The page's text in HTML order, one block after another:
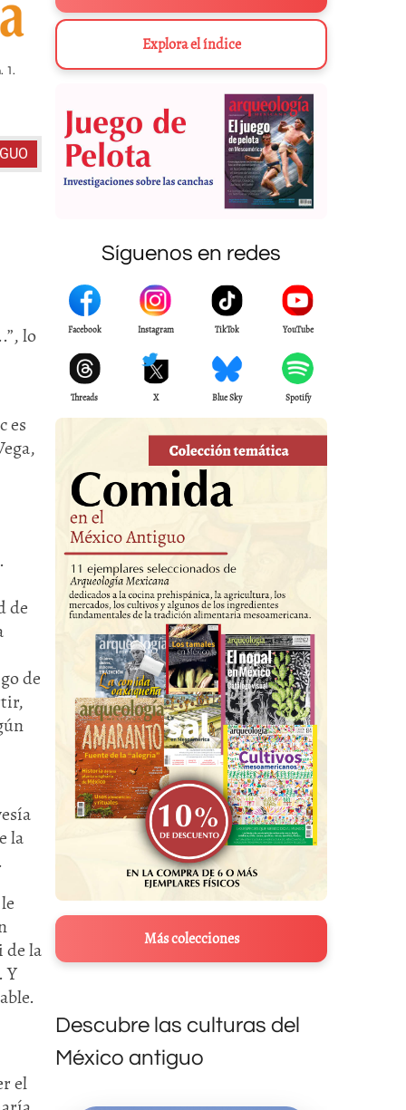
1. Recibimiento de Cortés en Tlaxcala. Fray Diego Durán,
lo
es
de
de
la
de la
Y
el
Explora el índice
Síguenos en redes
Facebook Instagram TikTok YouTube
Threads X Blue Sky Spotify
Más colecciones
Descubre las culturas del
México antiguo